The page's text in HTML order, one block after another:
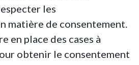
les
matière de consentement.
en place des cases à
obtenir le consentement